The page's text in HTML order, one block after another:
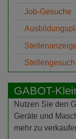
Job-Gesuche
GABOT-
Nutzen Sie den
Geräte und
mehr zu